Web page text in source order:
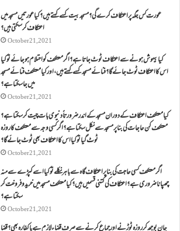
عورت کس جگہ پر اعتکاف کرے گی؟مسجد بیت کسے کہتے ہیں؟کیا عورتیں مسجد میں
اعتکاف کر سکتی ہیں؟
October 21, 2021
کیا بیہوش ہونے سے اعتکاف ٹوٹ جاتا ہے؟ اگر معتکف کو احتلام ہو جائے تو کیا
اس کا اعتکاف ٹوٹ جائے گا؟فنائے مسجد کسے کہتے ہیں ، اور کیا معتکف فنائے مسجد
میں جا سکتا ہے؟
October 21, 2021
کیا معتکف اعتکاف کے دوران مسجد کے اندر ضرورتاً دنیوی بات چیت کر سکتا ہے؟
معتکف کن حاجات کی بنا پر مسجد سے نکل سکتا ہے؟ اگر کسی وجہ سے معتکف کا روزہ
ٹوٹ گیا تو کیا اس کا اعتکاف بھی ٹوٹ جائے گا؟
October 21, 2021
اگر معتکف کسی حاجت کی بنا پر اعتکاف گاہ سے باہر نکلے تو کیا اسے کپڑے سے منہ
چھپانا ضروری ہے؟اعتکاف کی کتنی قسمیں ہیں؟کیا معتکف مسجد میں خرید و فروخت کر
سکتا ہے؟
October 21, 2021